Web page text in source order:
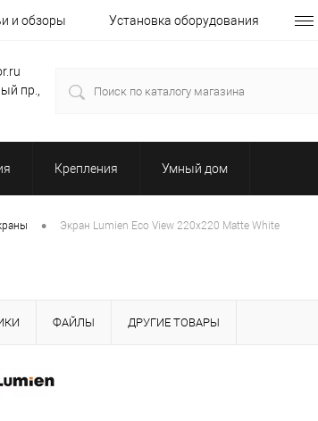
и обзоры Установка оборудования
пр.,
Крепления Умный дом
• Экран Lumien Eco View 220x220 Matte White
ФАЙЛЫ ДРУГИЕ ТОВАРЫ